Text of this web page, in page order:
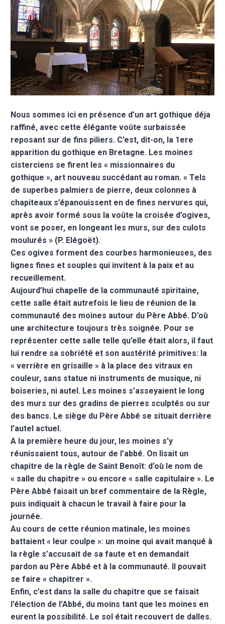
Nous sommes ici en présence d’un art gothique déja
raffiné, avec cette élégante voûte surbaissée
reposant sur de fins piliers. C’est, dit-on, la 1ere
apparition du gothique en Bretagne. Les moines
cisterciens se firent les « missionnaires du
gothique », art nouveau succédant au roman. « Tels
de superbes palmiers de pierre, deux colonnes à
chapiteaux s’épanouissent en de fines nervures qui,
après avoir formé sous la voûte la croisée d’ogives,
vont se poser, en longeant les murs, sur des culots
moulurés » (P. Elégoët).
Ces ogives forment des courbes harmonieuses, des
lignes fines et souples qui invitent à la paix et au
recueillement.
Aujourd’hui chapelle de la communauté spiritaine,
cette salle était autrefois le lieu de réunion de la
communauté des moines autour du Père Abbé. D’où
une architecture toujours très soignée. Pour se
représenter cette salle telle qu’elle était alors, il faut
lui rendre sa sobriété et son austérité primitives: la
« verrière en grisaille » à la place des vitraux en
couleur, sans statue ni instruments de musique, ni
boiseries, ni autel. Les moines s’asseyaient le long
des murs sur des gradins de pierres sculptés ou sur
des bancs. Le siège du Père Abbé se situait derrière
l’autel actuel.
A la première heure du jour, les moines s’y
réunissaient tous, autour de l’abbé. On lisait un
chapitre de la règle de Saint Benoît: d’où le nom de
« salle du chapitre » ou encore « salle capitulaire ». Le
Père Abbé faisait un bref commentaire de la Règle,
puis indiquait à chacun le travail à faire pour la
journée.
Au cours de cette réunion matinale, les moines
battaient « leur coulpe »: un moine qui avait manqué à
la règle s’accusait de sa faute et en demandait
pardon au Père Abbé et à la communauté. Il pouvait
se faire « chapitrer ».
Enfin, c’est dans la salle du chapitre que se faisait
l’élection de l’Abbé, du moins tant que les moines en
eurent la possibilité. Le sol était recouvert de dalles.